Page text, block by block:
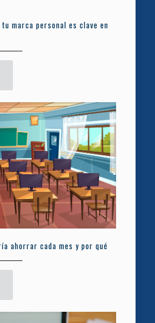
marca personal es clave en
ahorrar cada mes y por qué